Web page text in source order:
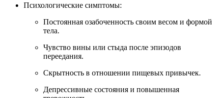
Психологические симптомы:
Постоянная озабоченность своим весом и формой
тела.
Чувство вины или стыда после эпизодов
переедания.
Скрытность в отношении пищевых привычек.
Депрессивные состояния и повышенная